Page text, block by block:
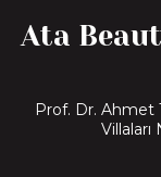
Ata
Prof. Dr. Ahmet
Villaları